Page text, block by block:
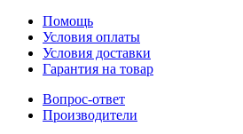
Помощь
Условия оплаты
Условия доставки
Гарантия на товар
Вопрос-ответ
Производители